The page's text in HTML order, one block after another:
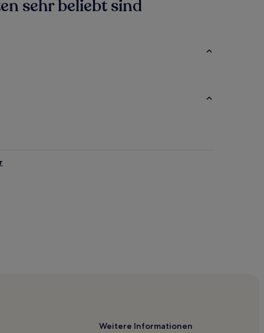
sehr beliebt sind
Weitere Informationen